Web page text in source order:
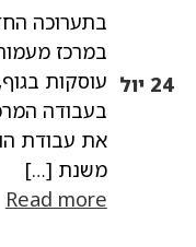
24 יול
בתערוכה
במרכז
עוסקות
משנת […]
Read more